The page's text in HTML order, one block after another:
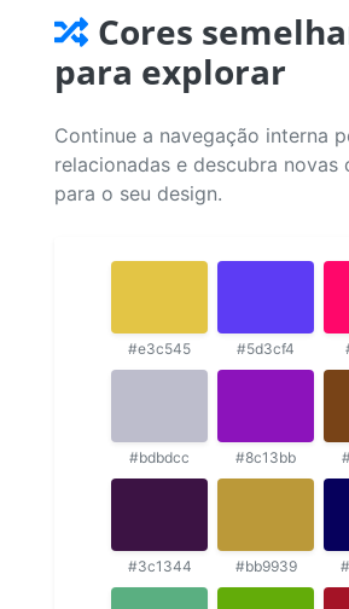
Cores
para explorar
Continue a navegação interna
relacionadas e descubra novas
para o seu design.
#e3c545 #5d3cf4
#bdbdcc #8c13bb
#3c1344 #bb9939